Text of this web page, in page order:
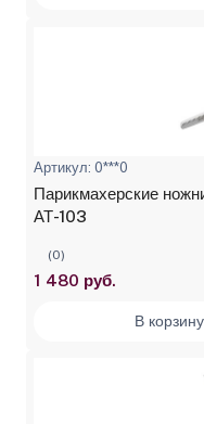
Артикул: 0***0
Парикмахерские
АТ-103
(0)
1 480 руб.
В корзину